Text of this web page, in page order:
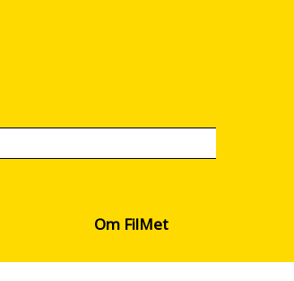
Om FilMet